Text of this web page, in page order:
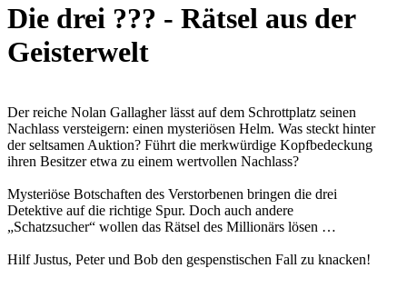
Die drei ??? - Rätsel aus der
Geisterwelt
Der reiche Nolan Gallagher lässt auf dem Schrottplatz seinen
Nachlass versteigern: einen mysteriösen Helm. Was steckt hinter
der seltsamen Auktion? Führt die merkwürdige Kopfbedeckung
ihren Besitzer etwa zu einem wertvollen Nachlass?
Mysteriöse Botschaften des Verstorbenen bringen die drei
Detektive auf die richtige Spur. Doch auch andere
„Schatzsucher“ wollen das Rätsel des Millionärs lösen …
Hilf Justus, Peter und Bob den gespenstischen Fall zu knacken!